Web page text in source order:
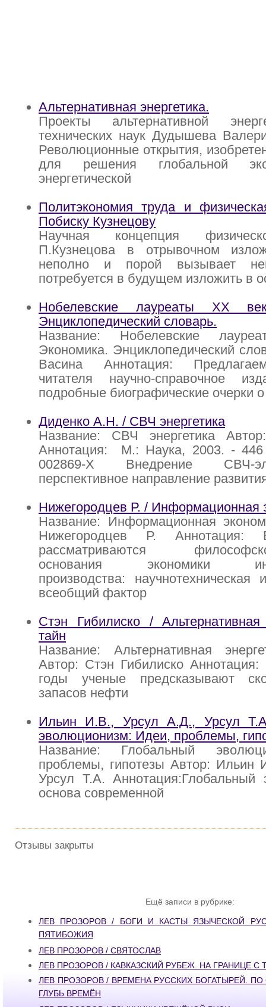
Альтернативная энергетика.
Проекты альтернативной
технических наук Дудышева
Революционные открытия,
для решения глобальной
энергетической
Политэкономия труда и
Побиску Кузнецову
Научная концепция
П.Кузнецова в отрывочном
неполно и порой вызывает
потребуется в будущем изложить в
Нобелевские лауреаты ХХ
Энциклопедический словарь.
Название: Нобелевские
Экономика. Энциклопедический
Васина Аннотация:
читателя научно-справочное
подробные биографические очерки о
Диденко А.Н. / СВЧ энергетика
Название: СВЧ энергетика
Аннотация: М.: Наука, 2003. -
002869-Х Внедрение СВЧ-
перспективное направление
Нижегородцев Р. / Информационная
Название: Информационная
Нижегородцев Р. Аннотация:
рассматриваются философско-
основания экономики
производства:
всеобщий фактор
Стэн Гибилиско / Альтернативная
тайн
Название: Альтернативная
Автор: Стэн Гибилиско
годы ученые предсказывают
запасов нефти
Ильин И.В., Урсул А.Д., Урсул
эволюционизм: Идеи, проблемы,
Название: Глобальный
проблемы, гипотезы Автор: Ильин
Урсул Т.А. Аннотация:Глобальный
основа современной
Отзывы закрыты
Ещё записи в рубрике:
ЛЕВ ПРОЗОРОВ / БОГИ И КАСТЫ ЯЗЫЧЕСКОЙ
ПЯТИБОЖИЯ
ЛЕВ ПРОЗОРОВ / СВЯТОСЛАВ
ЛЕВ ПРОЗОРОВ / КАВКАЗСКИЙ РУБЕЖ. НА ГРАНИЦЕ С
ЛЕВ ПРОЗОРОВ / ВРЕМЕНА РУССКИХ БОГАТЫРЕЙ.
ГЛУБЬ ВРЕМЁН